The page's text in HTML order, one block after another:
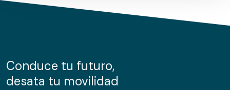
de cookies.
información sobre el uso que haga del sitio web con
nuestros partners de redes sociales, publicidad y análisis
Conduce tu futuro,
desata tu movilidad